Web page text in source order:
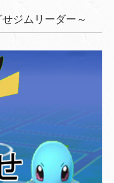
ジムリーダー～